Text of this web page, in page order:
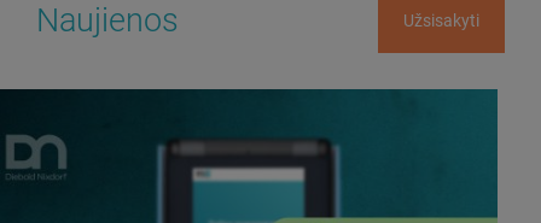
Naujienos Užsisakyti